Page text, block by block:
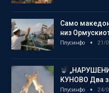
Само
низ
Плусинфо 21/
КУНОВО Два
Плусинфо 24/